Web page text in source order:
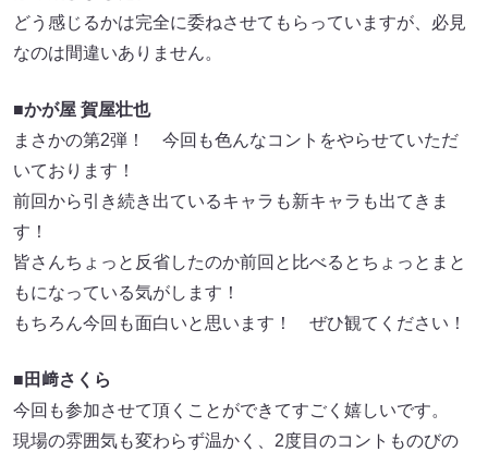
どう感じるかは完全に委ねさせてもらっていますが、必見
なのは間違いありません。
■かが屋 賀屋壮也
まさかの第2弾！ 今回も色んなコントをやらせていただ
いております！
前回から引き続き出ているキャラも新キャラも出てきま
す！
皆さんちょっと反省したのか前回と比べるとちょっとまと
もになっている気がします！
もちろん今回も面白いと思います！ ぜひ観てください！
■田﨑さくら
今回も参加させて頂くことができてすごく嬉しいです。
現場の雰囲気も変わらず温かく、2度目のコントものびの